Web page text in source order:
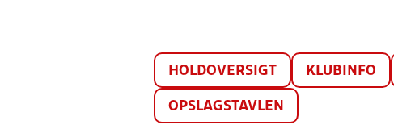
HOLDOVERSIGT KLUBINFO
OPSLAGSTAVLEN